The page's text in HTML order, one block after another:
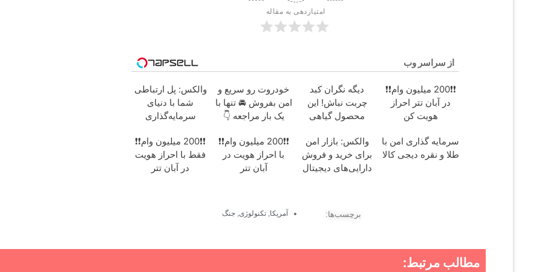
امتیازدهی به مقاله
از سراسر وب
❗❗200 میلیون وام❗❗
در آبان تتر احراز
هویت کن
دیگه نگران کبد
چربت نباش! این
محصول گیاهی
خودروت رو سریع و
امن بفروش 🚘 تنها با
یک بار مراجعه 👇
والکس: پل ارتباطی
شما با دنیای
سرمایه‌گذاری
سرمایه گذاری امن با
طلا و نقره دیجی کالا
والکس: بازار امن
برای خرید و فروش
دارایی‌های دیجیتال
❗❗200 میلیون وام❗❗
با احراز هویت در
آبان تتر
❗❗200 میلیون وام❗❗
فقط با احراز هویت
در آبان تتر
برچسب‌ها: آمریکا, تکنولوژی, جنگ
مطالب مرتبط: